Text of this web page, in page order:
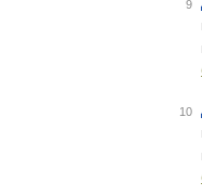
9
10